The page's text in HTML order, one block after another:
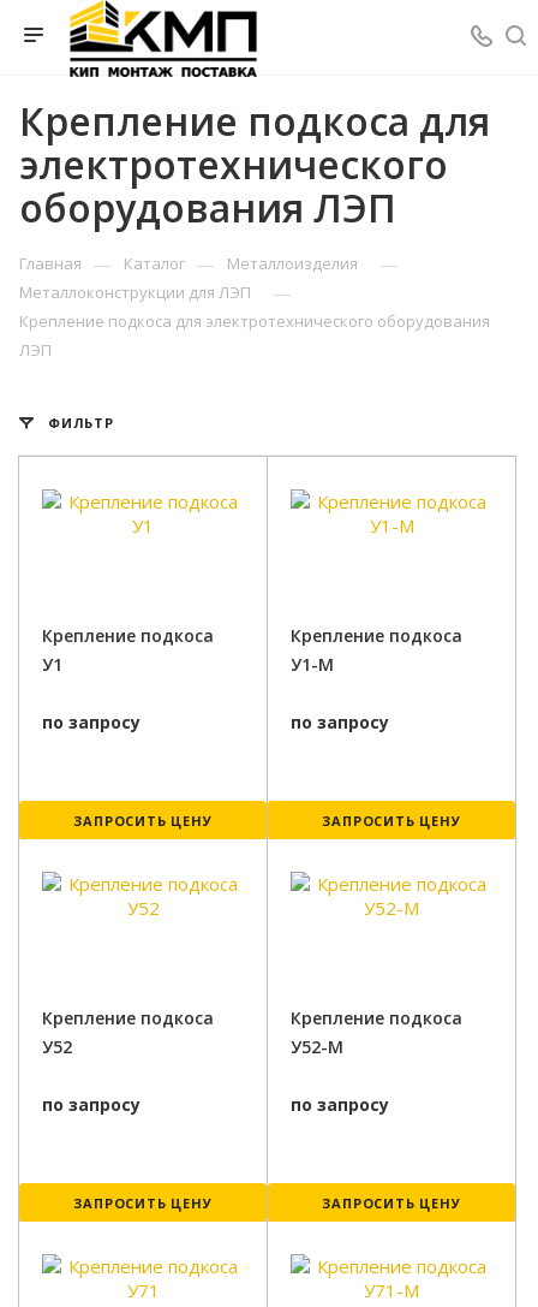
Крепление подкоса для
электротехнического
оборудования ЛЭП
Главная — Каталог — Металлоизделия —
Металлоконструкции для ЛЭП —
Крепление подкоса для электротехнического оборудования
ЛЭП
ФИЛЬТР
Крепление подкоса
У1
по запросу
ЗАПРОСИТЬ ЦЕНУ
Крепление подкоса
У1-М
по запросу
ЗАПРОСИТЬ ЦЕНУ
Крепление подкоса
У52
по запросу
ЗАПРОСИТЬ ЦЕНУ
Крепление подкоса
У52-М
по запросу
ЗАПРОСИТЬ ЦЕНУ